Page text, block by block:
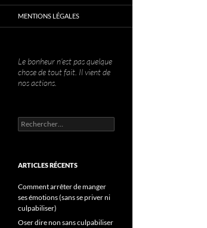
MENTIONS LÉGALES
Le bonheur n’est pas quelque
chose de tout fait. Il vient de
nos actions.
Rechercher :
ARTICLES RÉCENTS
Comment arrêter de manger
ses émotions (sans se priver ni
culpabiliser)
Oser dire non sans culpabiliser